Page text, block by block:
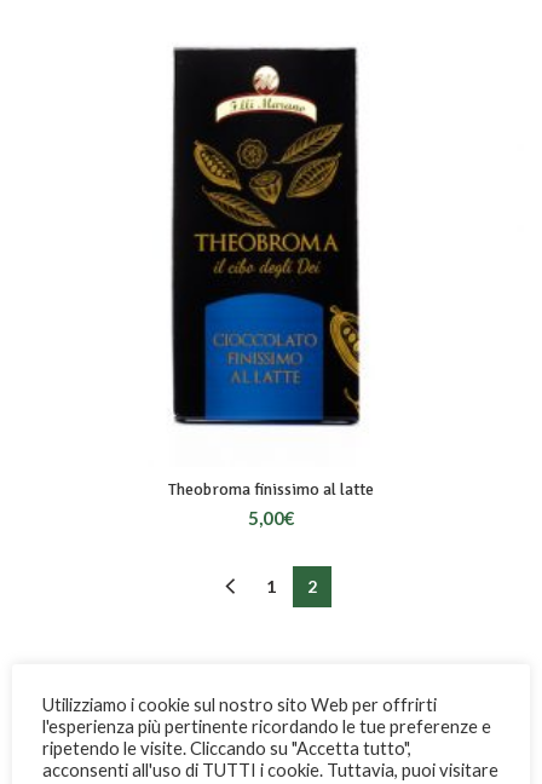
Theobroma finissimo al latte
5,00€
1 2
FRATELLI MARANO
Utilizziamo i cookie sul nostro sito Web per offrirti
l'esperienza più pertinente ricordando le tue preferenze e
ripetendo le visite. Cliccando su "Accetta tutto",
acconsenti all'uso di TUTTI i cookie. Tuttavia, puoi visitare